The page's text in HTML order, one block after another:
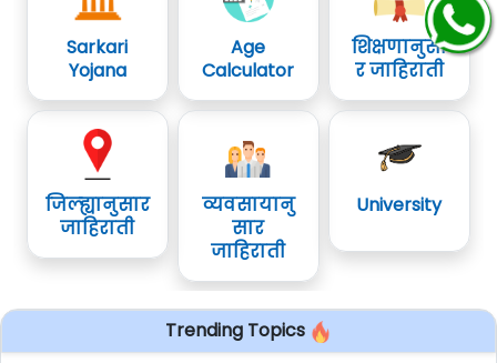
Sarkari
Yojana
Age
Calculator
शिक्षणानुसा
र जाहिराती
जिल्ह्यानुसार
जाहिराती
व्यवसायानु
सार
जाहिराती
University
Trending Topics